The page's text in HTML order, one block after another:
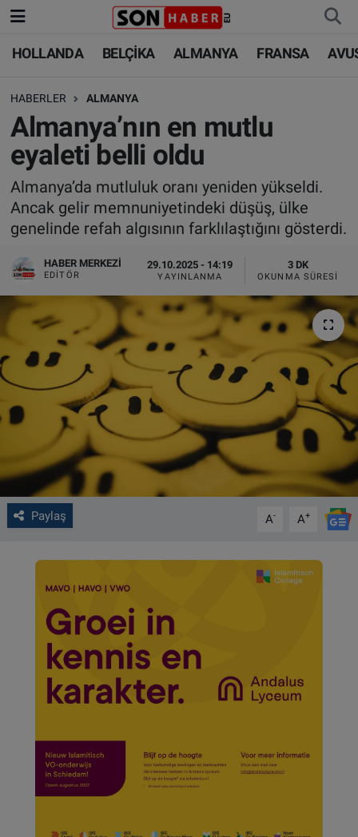
HOLLANDA BELÇİKA ALMANYA FRANSA
HABERLER ALMANYA
Almanya’nın en mutlu
eyaleti belli oldu
Almanya’da mutluluk oranı yeniden yükseldi.
Ancak gelir memnuniyetindeki düşüş, ülke
genelinde refah algısının farklılaştığını gösterdi.
HABER MERKEZI
EDITÖR
29.10.2025 - 14:19
YAYINLANMA
3 DK
OKUNMA SÜRESI
Paylaş A- A+
HOLLANDA
BELÇİKA
ALMANYA
FRANSA
AVUSTURYA
SAĞLIK - YAŞAM
BİLİM-TEKNOLOJİ
HOLLANDA
BELÇİKA
ALMANYA
TÜRKİYE
DÜNYA
BİLİM-TEKNOLOJİ
FOTO GALERİ
VIDEO GALERİ
ALGEMENE VOORWAARDEN
CONTACT
Çerez Politikası
Nöbetçi Eczaneler
Hava Durumu
Trafik Durumu
Süper Lig Puan Durumu ve Fikstür
Tüm Manşetler
Son Dakika Haberleri
Haber Arşivi